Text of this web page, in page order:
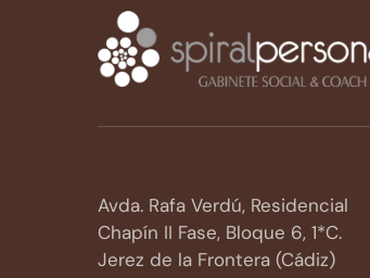
Avda. Rafa Verdú, Residencial
Chapín II Fase, Bloque 6, 1*C.
Jerez de la Frontera (Cádiz)